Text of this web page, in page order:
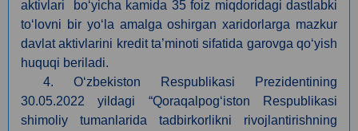
aktivlari bo‘yicha kamida 35 foiz miqdoridagi dastlabki
to‘lovni bir yo‘la amalga oshirgan xaridorlarga mazkur
davlat aktivlarini kredit ta’minoti sifatida garovga qo‘yish
huquqi beriladi.
4. O‘zbekiston Respublikasi Prezidentining
30.05.2022 yildagi “Qoraqalpog‘iston Respublikasi
shimoliy tumanlarida tadbirkorlikni rivojlantirishning